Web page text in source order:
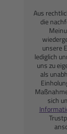
Aus
die
unsere
lediglich
uns zu
als
sich